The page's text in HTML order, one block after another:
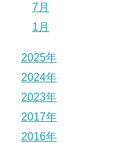
7月
1月
2025年
2024年
2023年
2017年
2016年